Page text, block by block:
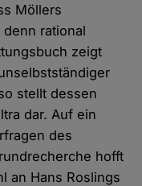
Möllers
rational
zeigt
stellt dessen
dar. Auf ein
des
hofft
an Hans Roslings